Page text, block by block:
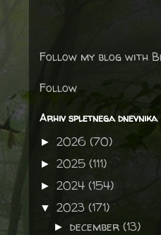
Follow my blog with
Follow
Arhiv spletnega dnevnika
► 2026 (70)
► 2025 (111)
► 2024 (154)
▼ 2023 (171)
►december(13)